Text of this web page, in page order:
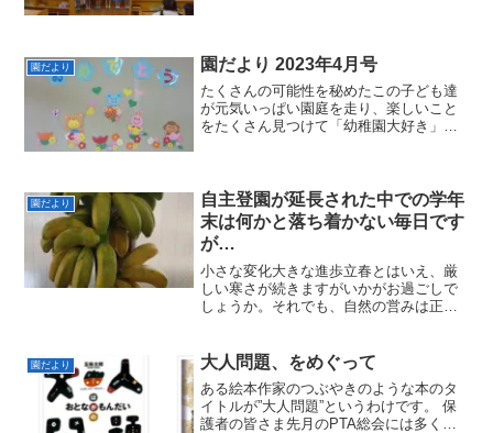
園だより 園だより 2023年4月号
たくさんの可能性を秘めたこの子ども達
が元気いっぱい園庭を走り、楽しいこと
をたくさん見つけて「幼稚園大好き」の
園だより
自主登園が延長された中での学年
末は何かと落ち着かない毎日です
が…
小さな変化大きな進歩立春とはいえ、厳
しい寒さが続きますがいかがお過ごしで
しょうか。それでも、自然の営みは正直
候変動が問題になっていますが、身近な
自然は健在なようで少しホ...
園だより 大人問題、をめぐって
ある絵本作家のつぶやきのような本のタ
イトルが”大人問題”というわけです。 保
護者の皆さま先月のPTA総会には多くの